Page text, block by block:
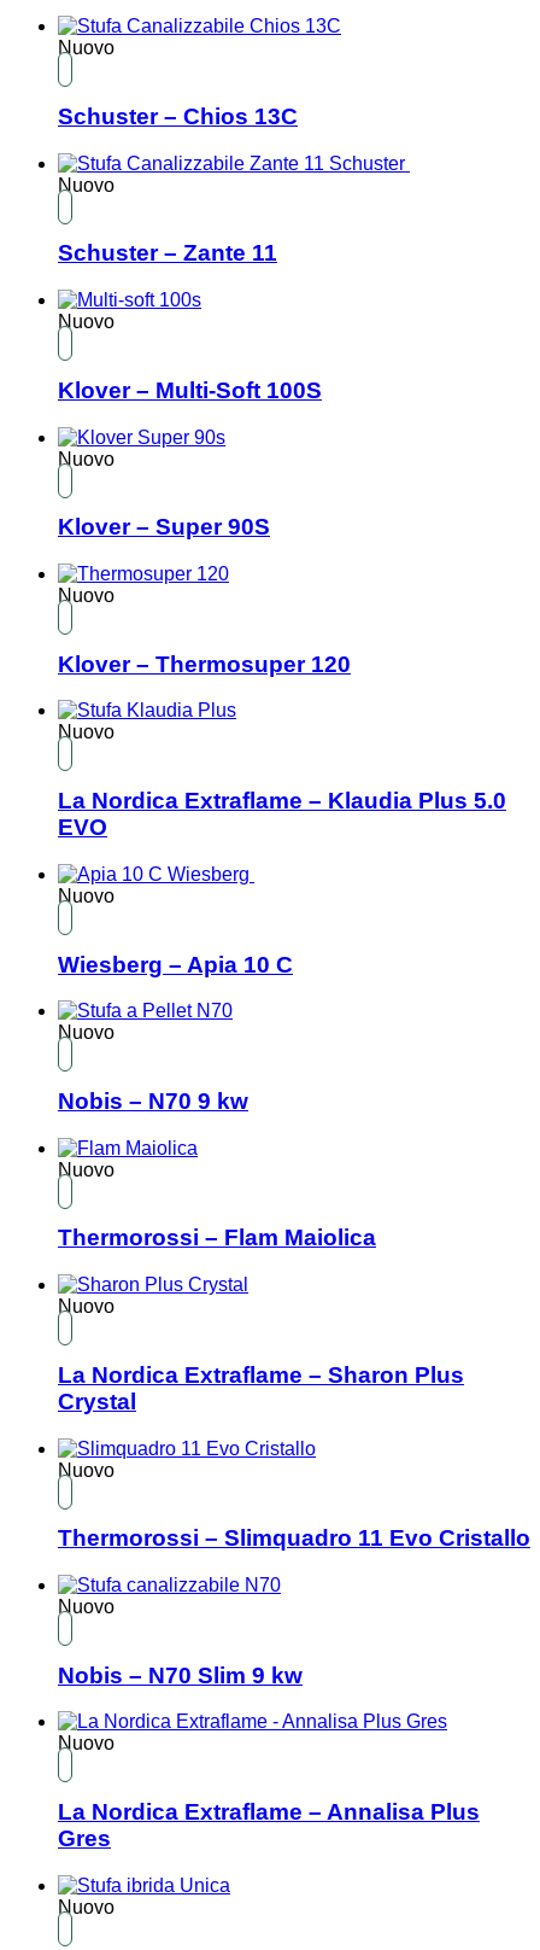
Nuovo
Schuster – Chios 13C
Nuovo
Schuster – Zante 11
Nuovo
Klover – Multi-Soft 100S
Nuovo
Klover – Super 90S
Nuovo
Klover – Thermosuper 120
Nuovo
La Nordica Extraflame – Klaudia Plus 5.0
EVO
Nuovo
Wiesberg – Apia 10 C
Nuovo
Nobis – N70 9 kw
Nuovo
Thermorossi – Flam Maiolica
Nuovo
La Nordica Extraflame – Sharon Plus
Crystal
Nuovo
Thermorossi – Slimquadro 11 Evo Cristallo
Nuovo
Nobis – N70 Slim 9 kw
Nuovo
La Nordica Extraflame – Annalisa Plus
Gres
Nuovo